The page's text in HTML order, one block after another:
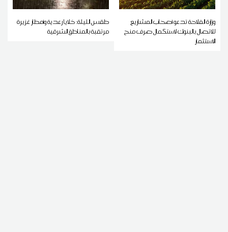
وزارة الفلاحة تدعو أصحاب المشاريع
للاتصال بالبنوك لاستكمال صرف منح
الاستثمار
طقس الليلة: خلايا رعدية وأمطار غزيرة
مرتقبة بالمناطق الشرقية